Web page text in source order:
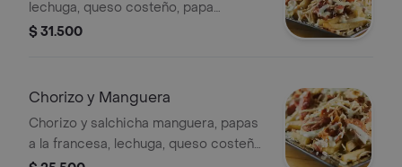
lechuga, queso costeño, papa
chongo, y salsa tártara.
$ 31.500
Chorizo y Manguera
Chorizo y salchicha manguera, papas
a la francesa, lechuga, queso costeño,